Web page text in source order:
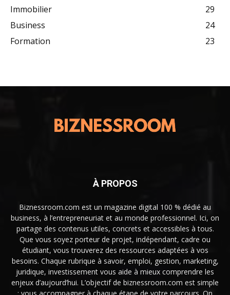
Immobilier
29
Business
24
Formation
23
À PROPOS
Biznessroom.com est un magazine digital 100 % dédié au
business, à l’entrepreneuriat et au monde professionnel. Ici, on
partage des contenus utiles, concrets et accessibles à tous.
Que vous soyez porteur de projet, indépendant, cadre ou
étudiant, vous trouverez des ressources adaptées à vos
besoins. Chaque rubrique à savoir, emploi, gestion, marketing,
juridique, investissement vous aide à mieux comprendre les
enjeux d’aujourd’hui. L’objectif de biznessroom.com est simple